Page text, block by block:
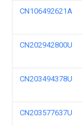
CN106492621A
CN202942800U
CN203494378U
CN203577637U